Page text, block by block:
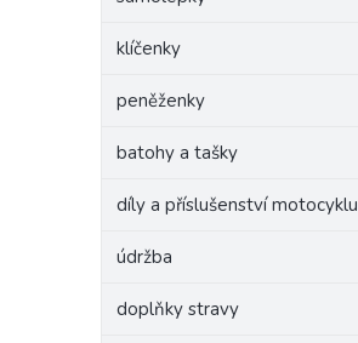
klíčenky
peněženky
batohy a tašky
díly a příslušenství motocyklu
údržba
doplňky stravy